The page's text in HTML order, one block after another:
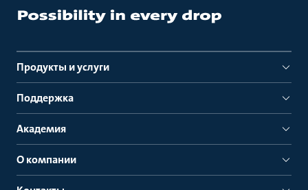
Продукты и услуги
Поддержка
Академия
О компании